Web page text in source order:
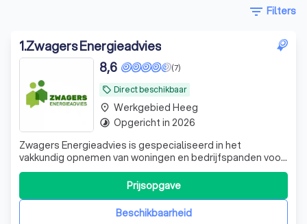
filter_list Filters
1.Zwagers Energieadvies
local_offer Direct beschikbaar
(7)
8,6
Zwagers Energieadvies is gespecialiseerd in het
vakkundig opnemen van woningen en bedrijfspanden voor
officiële energielabels. Wij maken het proces rondom
verduurzaming simpel en efficiënt. Onze werkwijze
kenmerkt zich door een strakke balans tussen snelheid en
kwaliteit, zodat u snel beschikt over
Beschikbaarheid
Prijsopgave
place Werkgebied Heeg
timelapse Opgericht in 2026